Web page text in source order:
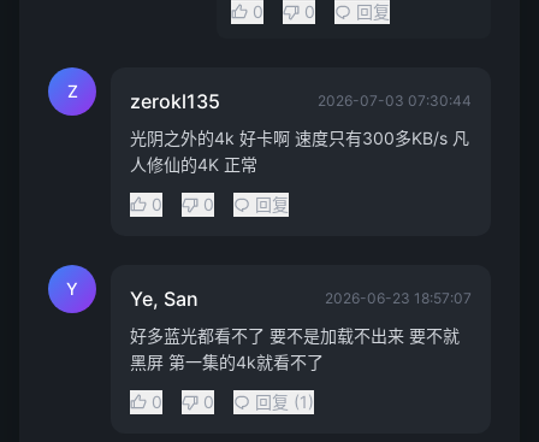
0
0 回复
Z zerokl135 2026-07-03 07:30:44
光阴之外的4k 好卡啊 速度只有300多KB/s 凡
人修仙的4K 正常
0
0 回复
Y Ye, San 2026-06-23 18:57:07
好多蓝光都看不了 要不是加载不出来 要不就
黑屏 第一集的4k就看不了
0
0 回复 (1)